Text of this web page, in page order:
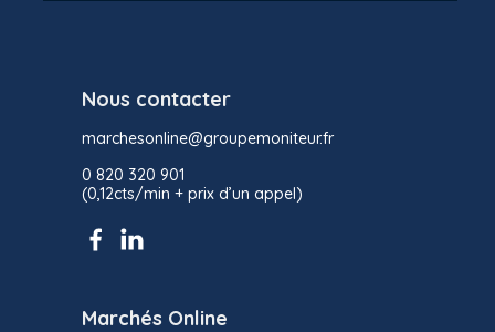
Nous contacter
marchesonline@groupemoniteur.fr
0 820 320 901
(0,12cts/min + prix d’un appel)
Marchés Online